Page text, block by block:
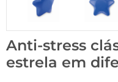
Anti-stress
estrela em